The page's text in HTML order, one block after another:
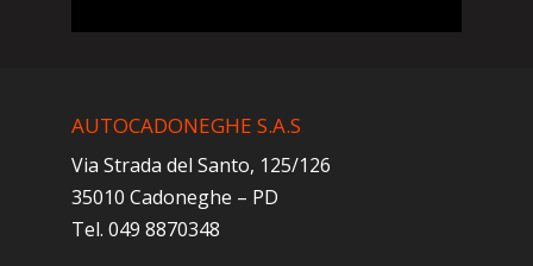
AUTOCADONEGHE S.A.S
Via Strada del Santo, 125/126
35010 Cadoneghe – PD
Tel. 049 8870348